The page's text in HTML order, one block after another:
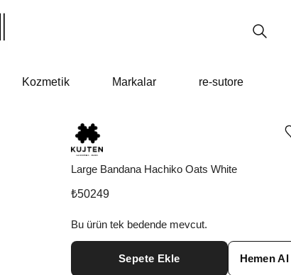
Kozmetik Markalar re-sutore
Large Bandana Hachiko Oats White
₺50249
Bu ürün tek bedende mevcut.
Sepete Ekle Hemen Al